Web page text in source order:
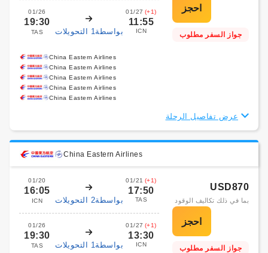
01/26
19:30
TAS بواسطة1 التحويلات
01/27 (+1)
11:55
ICN جواز السفر مطلوب
China Eastern Airlines
China Eastern Airlines
China Eastern Airlines
China Eastern Airlines
China Eastern Airlines
عرض تفاصيل الرحلة
China Eastern Airlines
01/20
16:05
ICN بواسطة2 التحويلات
01/21 (+1)
17:50
TAS
01/26
19:30
TAS بواسطة1 التحويلات
01/27 (+1)
13:30
ICN
USD870
بما في ذلك تكاليف الوقود
جواز السفر مطلوب